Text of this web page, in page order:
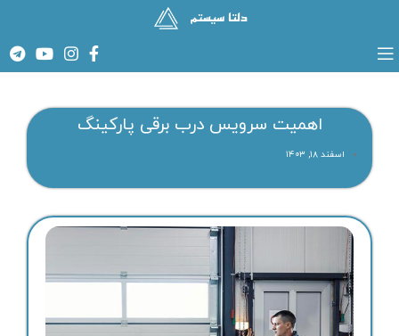
اهمیت سرویس درب برقی پارکینگ
اسفند ۱۸, ۱۴۰۳